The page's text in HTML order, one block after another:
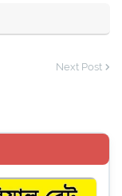
Next Post